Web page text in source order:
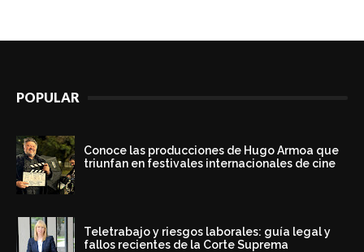
POPULAR
Conoce las producciones de Hugo Armoa que
triunfan en festivales internacionales de cine
Teletrabajo y riesgos laborales: guía legal y
fallos recientes de la Corte Suprema